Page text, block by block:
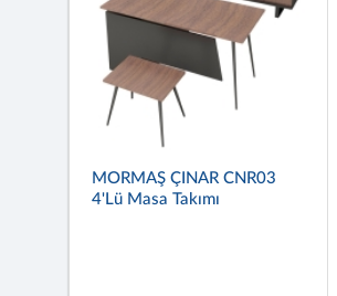
MORMAŞ ÇINAR CNR03
4'lü Masa Takımı